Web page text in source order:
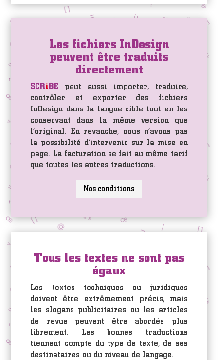
Les fichiers InDesign
peuvent être traduits
directement
SCRiBE peut aussi importer, traduire,
contrôler et exporter des fichiers
InDesign dans la langue cible tout en les
conservant dans la même version que
l’original. En revanche, nous n’avons pas
la possibilité d’intervenir sur la mise en
page. La facturation se fait au même tarif
que toutes les autres traductions.
Nos conditions
Tous les textes ne sont pas
égaux
Les textes techniques ou juridiques
doivent être extrêmement précis, mais
les slogans publicitaires ou les articles
de revue peuvent être abordés plus
librement. Les bonnes traductions
tiennent compte du type de texte, de ses
destinataires ou du niveau de langage.